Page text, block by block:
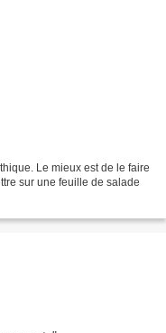
Le mieux est de le faire
sur une feuille de salade